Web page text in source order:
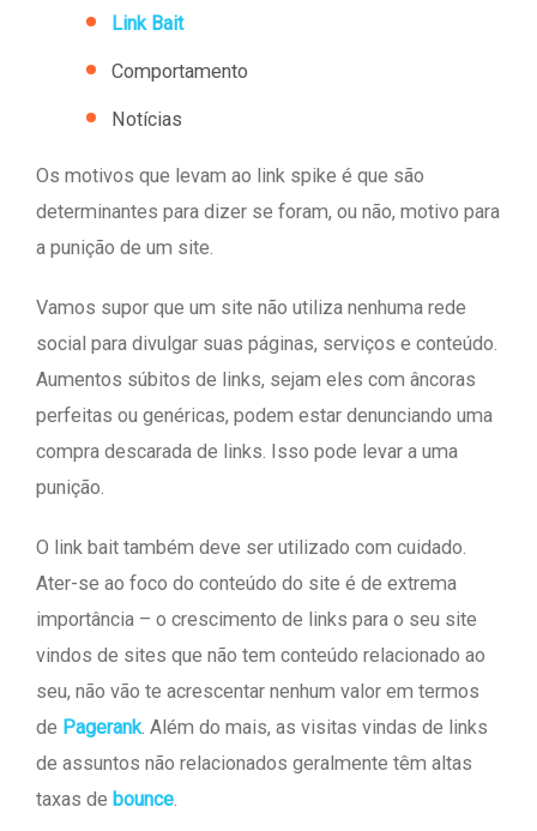
Link Bait
Comportamento
Notícias
Os motivos que levam ao link spike é que são
determinantes para dizer se foram, ou não, motivo para
a punição de um site.
Vamos supor que um site não utiliza nenhuma rede
social para divulgar suas páginas, serviços e conteúdo.
Aumentos súbitos de links, sejam eles com âncoras
perfeitas ou genéricas, podem estar denunciando uma
compra descarada de links. Isso pode levar a uma
punição.
O link bait também deve ser utilizado com cuidado.
Ater-se ao foco do conteúdo do site é de extrema
importância – o crescimento de links para o seu site
vindos de sites que não tem conteúdo relacionado ao
seu, não vão te acrescentar nenhum valor em termos
de Pagerank. Além do mais, as visitas vindas de links
de assuntos não relacionados geralmente têm altas
taxas de bounce.